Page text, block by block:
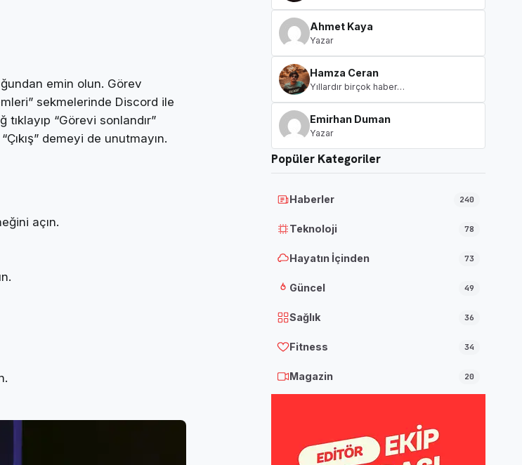
emin olun. Görev
sekmelerinde Discord ile
“Görevi sonlandır”
demeyi de unutmayın.
açın.
Ahmet Kaya
Yazar
Hamza Ceran
Yıllardır birçok haber…
Emirhan Duman
Yazar
Popüler Kategoriler
Haberler 240
Teknoloji 78
Hayatın İçinden 73
Güncel 49
Sağlık 36
Fitness 34
Magazin 20